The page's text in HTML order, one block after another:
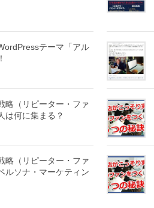
テーマ「アル
略（リピーター・ファ
は何に集まる？
略（リピーター・ファ
ルソナ・マーケティン